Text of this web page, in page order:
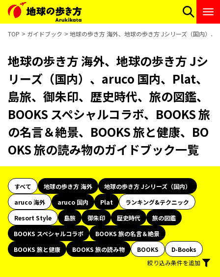
TOP ガイドブック 地球の歩き方 海外、地球の歩き方 Jシリーズ（国内）
地球の歩き方 海外、地球の歩き方 Jシ
リーズ（国内）、aruco 国内、Plat、
島旅、御朱印、歴史時代、旅の図鑑、
BOOKS スペシャルコラボ、BOOKS 旅
の名言＆絶景、BOOKS 旅と健康、BO
OKS 旅の読み物のガイドブック一覧
すべて 地球の歩き方 海外
地球の歩き方 Jシリーズ（国内）
aruco 海外
aruco 国内 Plat
ランキング&テクニック
Resort Style
島旅 御朱印 歴史時代
旅の図鑑
BOOKS スペシャルコラボ
BOOKS 旅の名言＆絶景
BOOKS 旅と健康
BOOKS 旅の読み物 BOOKS
D-Books
絞り込み条件を追加